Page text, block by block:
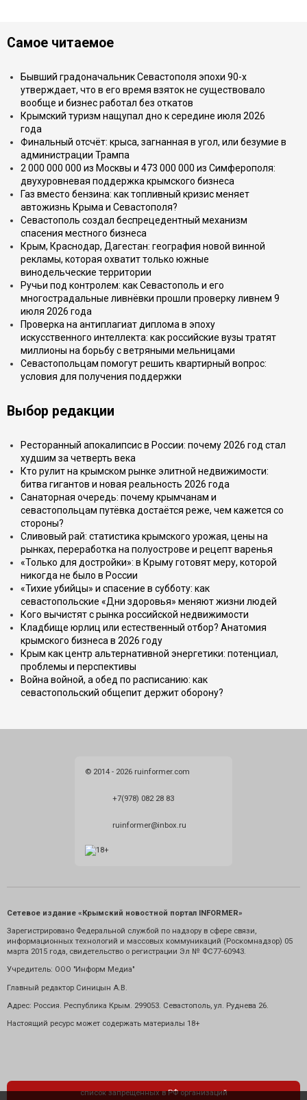
Самое читаемое
Бывший градоначальник Севастополя эпохи 90-х
утверждает, что в его время взяток не существовало
вообще и бизнес работал без откатов
Крымский туризм нащупал дно к середине июля 2026
года
Финальный отсчёт: крыса, загнанная в угол, или безумие в
администрации Трампа
2 000 000 000 из Москвы и 473 000 000 из Симферополя:
двухуровневая поддержка крымского бизнеса
Газ вместо бензина: как топливный кризис меняет
автожизнь Крыма и Севастополя?
Севастополь создал беспрецедентный механизм
спасения местного бизнеса
Крым, Краснодар, Дагестан: география новой винной
рекламы, которая охватит только южные
винодельческие территории
Ручьи под контролем: как Севастополь и его
многострадальные ливнёвки прошли проверку ливнем 9
июля 2026 года
Проверка на антиплагиат диплома в эпоху
искусственного интеллекта: как российские вузы тратят
миллионы на борьбу с ветряными мельницами
Севастопольцам помогут решить квартирный вопрос:
условия для получения поддержки
Выбор редакции
Ресторанный апокалипсис в России: почему 2026 год стал
худшим за четверть века
Кто рулит на крымском рынке элитной недвижимости:
битва гигантов и новая реальность 2026 года
Санаторная очередь: почему крымчанам и
севастопольцам путёвка достаётся реже, чем кажется со
стороны?
Сливовый рай: статистика крымского урожая, цены на
рынках, переработка на полуострове и рецепт варенья
«Только для достройки»: в Крыму готовят меру, которой
никогда не было в России
«Тихие убийцы» и спасение в субботу: как
севастопольские «Дни здоровья» меняют жизни людей
Кого вычистят с рынка российской недвижимости
Кладбище юрлиц или естественный отбор? Анатомия
крымского бизнеса в 2026 году
Крым как центр альтернативной энергетики: потенциал,
проблемы и перспективы
Война войной, а обед по расписанию: как
севастопольский общепит держит оборону?
© 2014 - 2026 ruinformer.com
+7(978) 082 28 83
ruinformer@inbox.ru
Сетевое издание «Крымский новостной портал INFORMER»
Зарегистрировано Федеральной службой по надзору в сфере связи,
информационных технологий и массовых коммуникаций (Роскомнадзор) 05
марта 2015 года, свидетельство о регистрации Эл № ФС77-60943.
Учредитель: ООО "Информ Медиа"
Главный редактор Синицын А.В.
Адрес: Россия. Республика Крым. 299053. Севастополь, ул. Руднева 26.
Настоящий ресурс может содержать материалы 18+
список запрещенных в РФ организаций